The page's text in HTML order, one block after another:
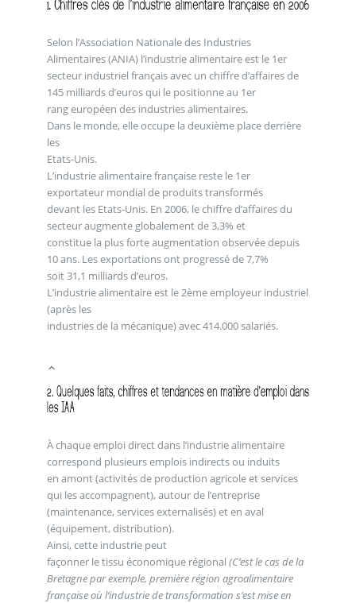
Selon l’Association Nationale des Industries
Alimentaires (ANIA) l’industrie alimentaire est le 1er
secteur industriel français avec un chiffre d’affaires de
145 milliards d’euros qui le positionne au 1er
rang européen des industries alimentaires.
Dans le monde, elle occupe la deuxième place derrière
les
Etats-Unis.
L’industrie alimentaire française reste le 1er
exportateur mondial de produits transformés
devant les Etats-Unis. En 2006, le chiffre d’affaires du
secteur augmente globalement de 3,3% et
constitue la plus forte augmentation observée depuis
10 ans. Les exportations ont progressé de 7,7%
soit 31,1 milliards d’euros.
L’industrie alimentaire est le 2ème employeur industriel
(après les
industries de la mécanique) avec 414.000 salariés.
À chaque emploi direct dans l’industrie alimentaire
correspond plusieurs emplois indirects ou induits
en amont (activités de production agricole et services
qui les accompagnent), autour de l’entreprise
(maintenance, services externalisés) et en aval
(équipement, distribution).
Ainsi, cette industrie peut
façonner le tissu économique régional (C’est le cas de la
Bretagne par exemple, première région agroalimentaire
française où l’industrie de transformation s’est mise en